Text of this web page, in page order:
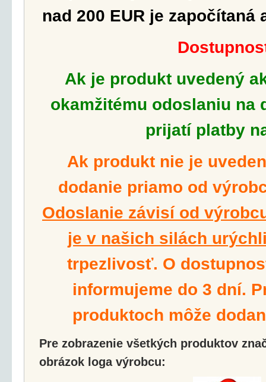
nad 200 EUR je započítaná
Ak je produkt uvedený
okamžitému odoslaniu na
prijatí platby
Ak produkt nie je
dodanie priamo od
Odoslanie závisí od
je v našich silách
trpezlivosť. O
informujeme do 3 dní.
produktoch môže
Pre zobrazenie všetkých produktov
obrázok loga výrobcu: